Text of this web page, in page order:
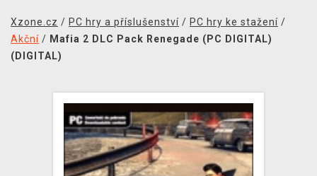
MERCHANDISE
KONTAKT
PRODEJNY
Xzone.cz / PC hry a příslušenství / PC hry ke stažení /
Akční / Mafia 2 DLC Pack Renegade (PC DIGITAL)
(DIGITAL)